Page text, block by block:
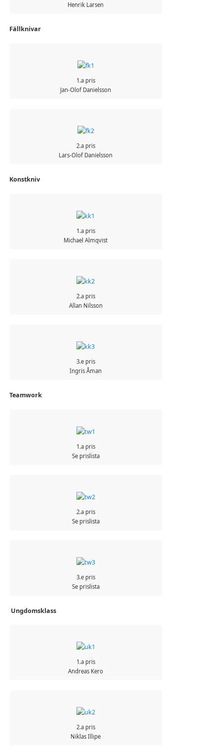
Henrik Larsen
Fällknivar
1.a pris
Jan-Olof Danielsson
2.a pris
Lars-Olof Danielsson
Konstkniv
1.a pris
Michael Almqvist
2.a pris
Allan Nilsson
3.e pris
Ingris Åman
Teamwork
1.a pris
Se prislista
2.a pris
Se prislista
3.e pris
Se prislista
Ungdomsklass
1.a pris
Andreas Kero
2.a pris
Niklas Illipe